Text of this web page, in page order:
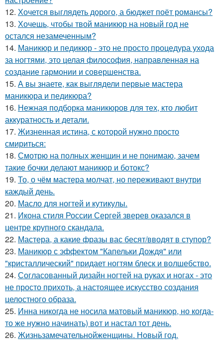
12. Хочется выглядеть дорого, а бюджет поёт романсы?
13. Хочешь, чтобы твой маникюр на новый год не
остался незамеченным?
14. Маникюр и педикюр - это не просто процедура ухода
за ногтями, это целая философия, направленная на
создание гармонии и совершенства.
15. А вы знаете, как выглядели первые мастера
маникюра и педикюра?
16. Нежная подборка маникюров для тех, кто любит
аккуратность и детали.
17. Жизненная истина, с которой нужно просто
смириться:
18. Смотрю на полных женщин и не понимаю, зачем
такие бочки делают маникюр и ботокс?
19. То, о чём мастера молчат, но переживают внутри
каждый день.
20. Масло для ногтей и кутикулы.
21. Икона стиля России Сергей зверев оказался в
центре крупного скандала.
22. Мастера, а какие фразы вас бесят/вводят в ступор?
23. Маникюр с эффектом "Капельки Дождя" или
"кристаллический" придает ногтям блеск и волшебство.
24. Согласованный дизайн ногтей на руках и ногах - это
не просто прихоть, а настоящее искусство создания
целостного образа.
25. Инна никогда не носила матовый маникюр, но когда-
то же нужно начинать) вот и настал тот день.
26. Жизньзамечательнойженщины. Новый год.